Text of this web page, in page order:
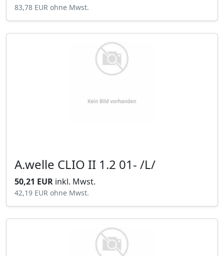
83,78 EUR ohne Mwst.
A.welle CLIO II 1.2 01- /L/
50,21 EUR inkl. Mwst.
42,19 EUR ohne Mwst.